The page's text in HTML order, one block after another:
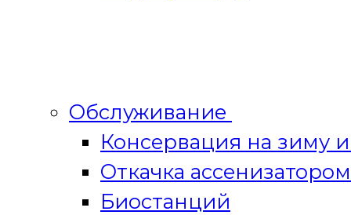
Обслуживание
Консервация на зиму
Откачка
Биостанций